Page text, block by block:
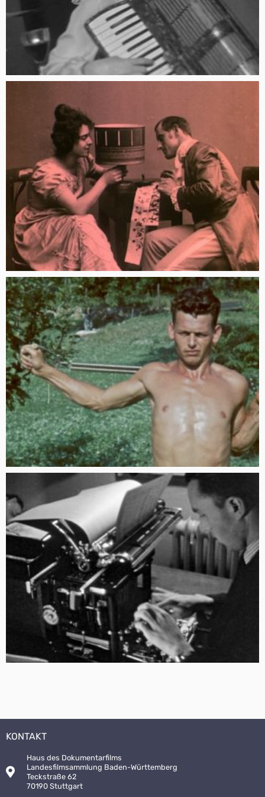
KONTAKT
Haus des Dokumentarfilms
Landesfilmsammlung Baden-Württemberg
Teckstraße 62
70190 Stuttgart